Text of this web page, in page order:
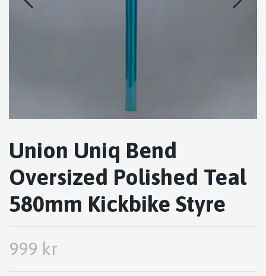
Union Uniq Bend
Oversized Polished Teal
580mm Kickbike Styre
999 kr